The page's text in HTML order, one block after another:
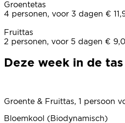
Groentetas
4 personen, voor 3 dagen €
Fruittas
2 personen, voor 5 dagen €
Deze week in de tas
Groente & Fruittas, 1 persoon
Bloemkool (Biodynamisch)